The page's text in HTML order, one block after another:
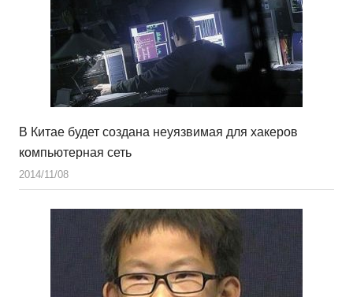
В Китае будет создана неуязвимая для хакеров
компьютерная сеть
2014/11/08